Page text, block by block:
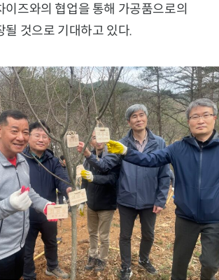
이즈와의 협업을 통해 가공품으로의
될 것으로 기대하고 있다.